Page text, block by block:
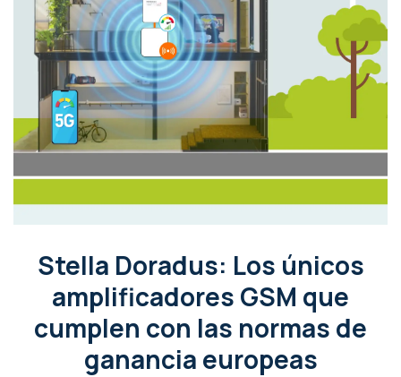
Stella Doradus: Los únicos
amplificadores GSM que
cumplen con las normas de
ganancia europeas